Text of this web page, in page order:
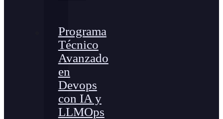
Programa
Técnico
Avanzado
en
Devops
con IA y
LLMOps